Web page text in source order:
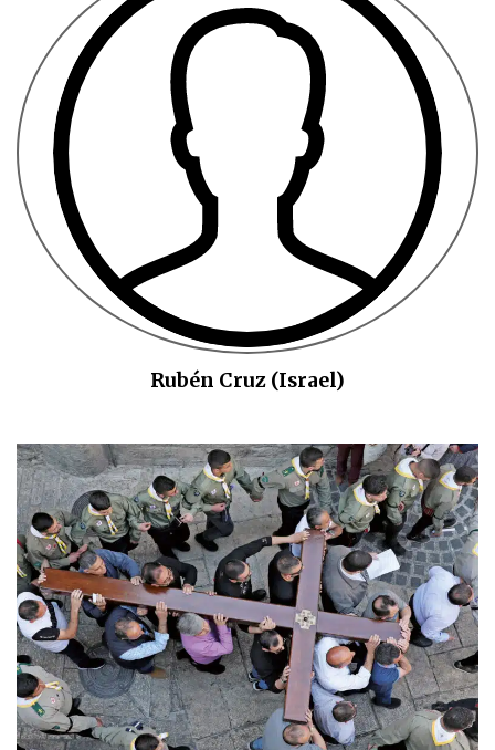
Rubén Cruz (Israel)